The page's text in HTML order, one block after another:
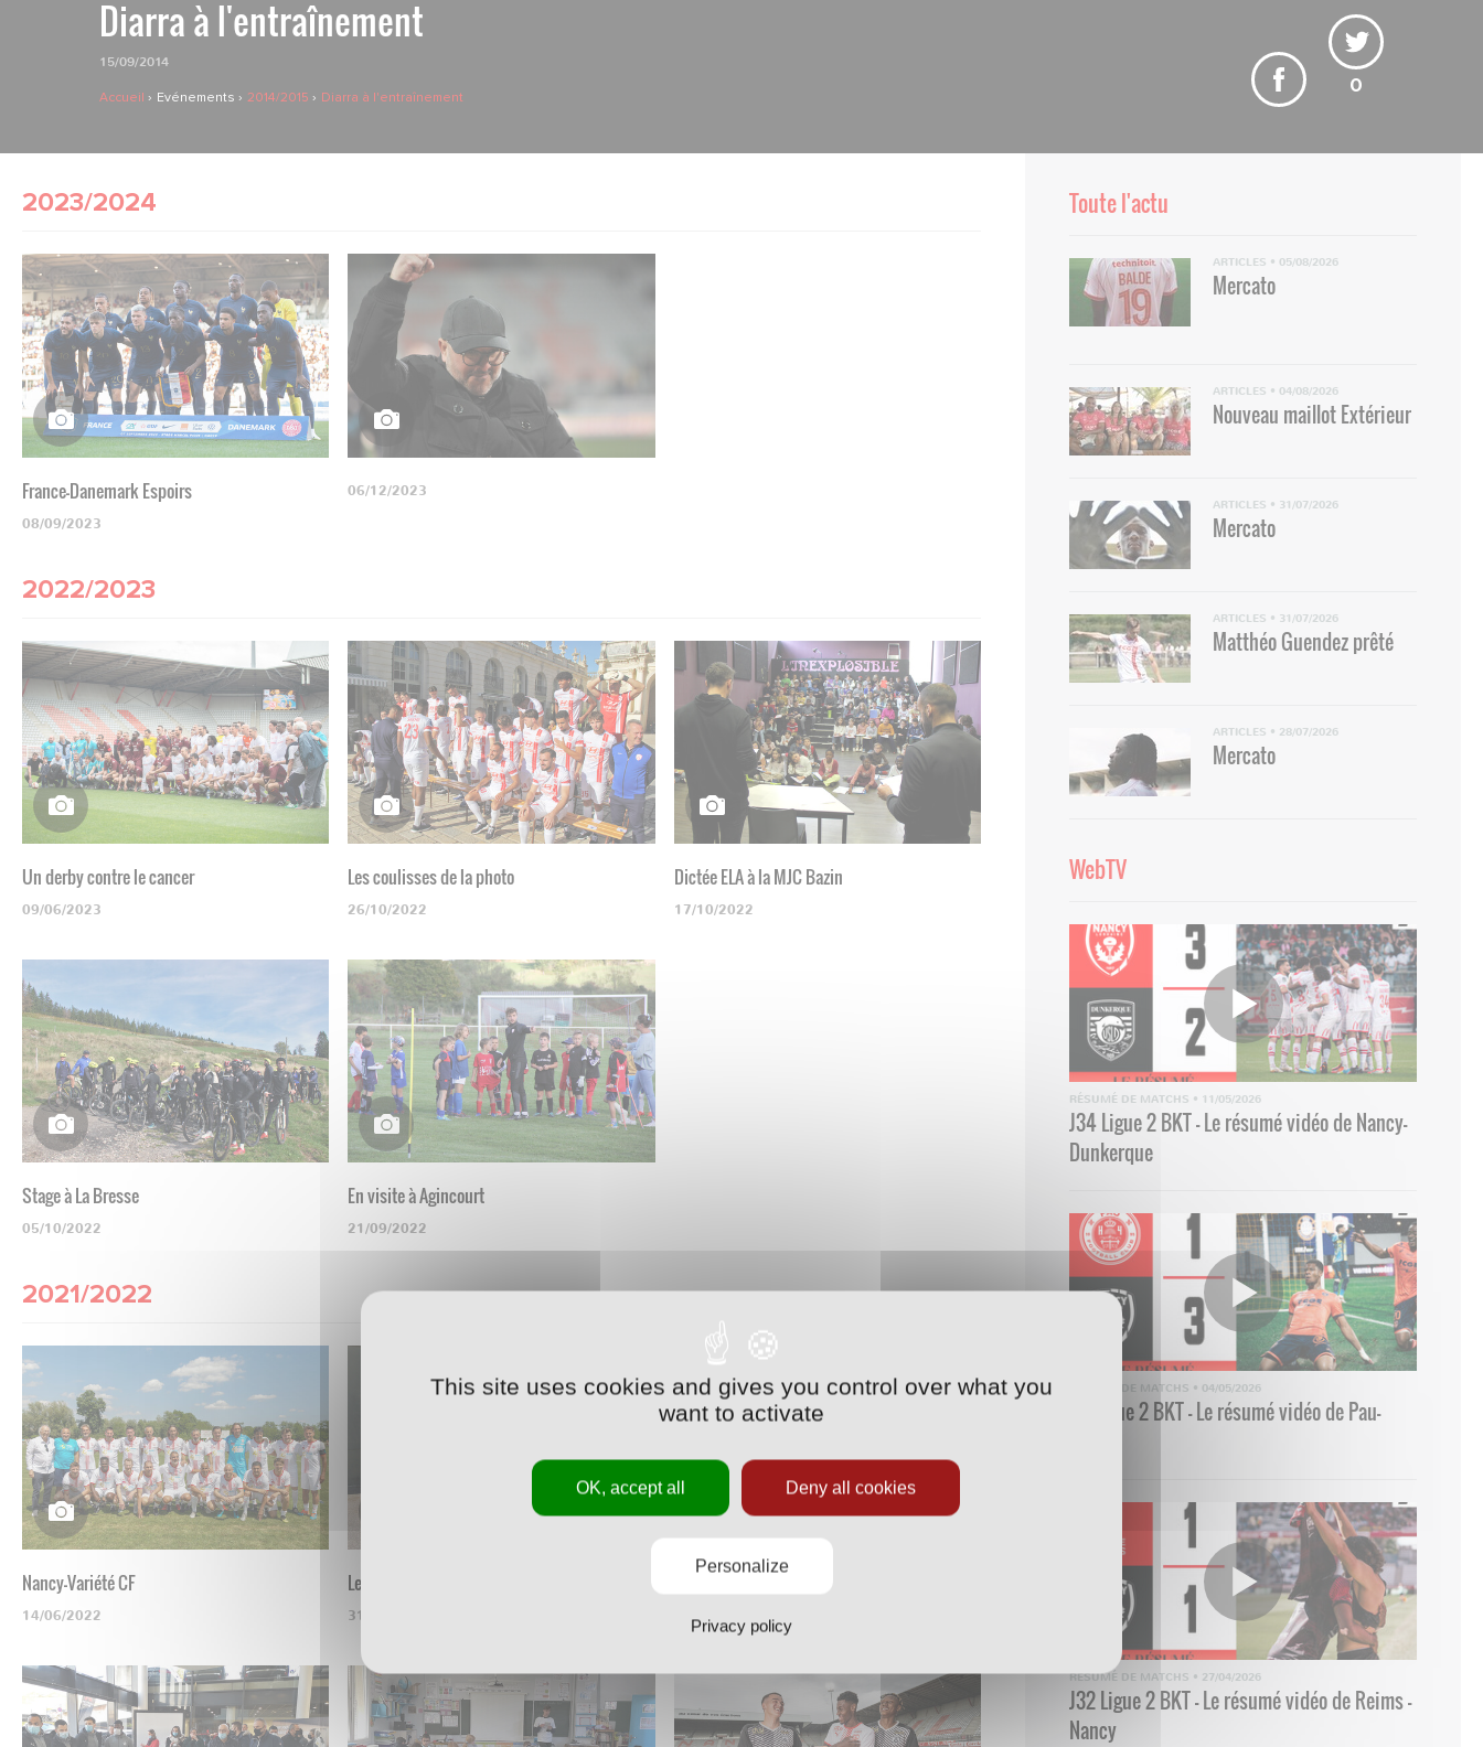
Diarra à l'entraînement
15/09/2014
Accueil Evénements 2014/2015 Diarra à l'entraînement
0
2023/2024
France-Danemark Espoirs
08/09/2023
06/12/2023
2022/2023
Un derby contre le cancer
09/06/2023
Les coulisses de la photo
26/10/2022
Dictée ELA à la MJC Bazin
17/10/2022
Stage à La Bresse
05/10/2022
En visite à Agincourt
21/09/2022
2021/2022
Nancy-Variété CF
14/06/2022
Les U19 visitent la base d'Ochey
31/05/2022
Les U19 contre l'Armée de l'Air
30/05/2022
Toute l'actu
ARTICLES • 05/08/2026
Mercato
ARTICLES • 04/08/2026
Nouveau maillot Extérieur
ARTICLES • 31/07/2026
Mercato
ARTICLES • 31/07/2026
Matthéo Guendez prêté
ARTICLES • 28/07/2026
Mercato
WebTV
RÉSUMÉ DE MATCHS • 11/05/2026
J34 Ligue 2 BKT - Le résumé vidéo de Nancy-
Dunkerque
RÉSUMÉ DE MATCHS • 04/05/2026
33 Ligue 2 BKT - Le résumé vidéo de Pau-
RÉSUMÉ DE MATCHS • 27/04/2026
J32 Ligue 2 BKT - Le résumé vidéo de Reims -
Nancy
This site uses cookies and gives you control over what you
want to activate
OK, accept all Deny all cookies
Personalize
Privacy policy